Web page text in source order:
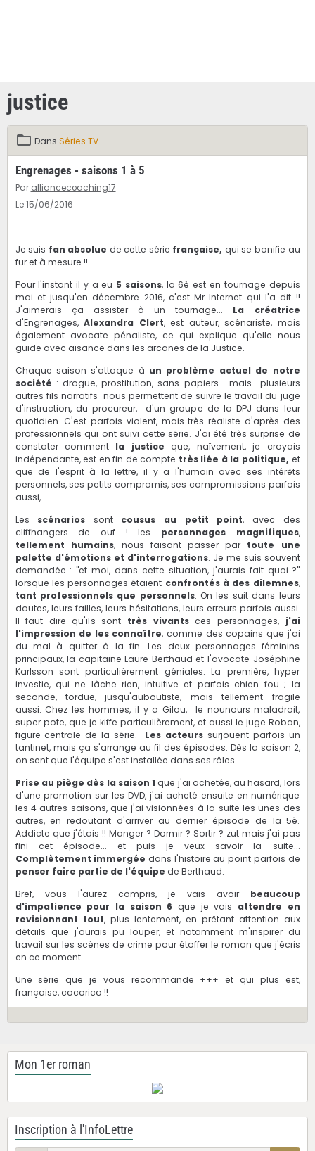
justice
Dans Séries TV
Engrenages - saisons 1 à 5
Par alliancecoaching17
Le 15/06/2016
Je suis fan absolue de cette série française, qui se bonifie au
fur et à mesure !!
Pour l'instant il y a eu 5 saisons, la 6è est en tournage depuis
mai et jusqu'en décembre 2016, c'est Mr Internet qui l'a dit !!
J'aimerais ça assister à un tournage... La créatrice
d'Engrenages, Alexandra Clert, est auteur, scénariste, mais
également avocate pénaliste, ce qui explique qu'elle nous
guide avec aisance dans les arcanes de la Justice.
Chaque saison s'attaque à un problème actuel de notre
société : drogue, prostitution, sans-papiers... mais plusieurs
autres fils narratifs nous permettent de suivre le travail du juge
d'instruction, du procureur, d'un groupe de la DPJ dans leur
quotidien. C'est parfois violent, mais très réaliste d'après des
professionnels qui ont suivi cette série. J'ai été très surprise de
constater comment la justice que, naïvement, je croyais
indépendante, est en fin de compte très liée à la politique, et
que de l'esprit à la lettre, il y a l'humain avec ses intérêts
personnels, ses petits compromis, ses compromissions parfois
aussi,
Les scénarios sont cousus au petit point, avec des
cliffhangers de ouf ! les personnages magnifiques,
tellement humains, nous faisant passer par toute une
palette d'émotions et d'interrogations. Je me suis souvent
demandée : "et moi, dans cette situation, j'aurais fait quoi ?"
lorsque les personnages étaient confrontés à des dilemnes,
tant professionnels que personnels. On les suit dans leurs
doutes, leurs failles, leurs hésitations, leurs erreurs parfois aussi.
Il faut dire qu'ils sont très vivantsces personnages, j'ai
l'impression de les connaître, comme des copains que j'ai
du mal à quitter à la fin. Les deux personnages féminins
principaux, la capitaine Laure Berthaud et l'avocate Joséphine
Karlsson sont particulièrement géniales. La première, hyper
investie, qui ne lâche rien, intuitive et parfois chien fou ; la
seconde, tordue, jusqu'auboutiste, mais tellement fragile
aussi. Chez les hommes, il y a Gilou, le nounours maladroit,
super pote, que je kiffe particulièrement, et aussi le juge Roban,
figure centrale de la série. Les acteurs surjouent parfois un
tantinet, mais ça s'arrange au fil des épisodes. Dès la saison 2,
on sent que l'équipe s'est installée dans ses rôles...
Prise au piège dès la saison 1que j'ai achetée, au hasard, lors
d'une promotion sur les DVD, j'ai acheté ensuite en numérique
les 4 autres saisons, que j'ai visionnées à la suite les unes des
autres, en redoutant d'arriver au dernier épisode de la 5è.
Addicte que j'étais !! Manger ? Dormir ? Sortir ? zut mais j'ai pas
fini cet épisode... et puis je veux savoir la suite...
Complètement immergée dans l'histoire au point parfois de
penser faire partie de l'équipe de Berthaud.
Bref, vous l'aurez compris, je vais avoir beaucoup
d'impatience pour la saison 6 que je vais attendre en
revisionnant tout, plus lentement, en prêtant attention aux
détails que j'aurais pu louper, et notamment m'inspirer du
travail sur les scènes de crime pour étoffer le roman que j'écris
en ce moment.
Une série que je vous recommande +++ et qui plus est,
française, cocorico !!
Mon 1er roman
Inscription à l'InfoLettre